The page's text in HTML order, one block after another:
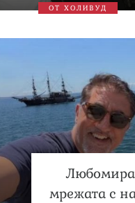
ОТ ХОЛИВУД
мрежата с